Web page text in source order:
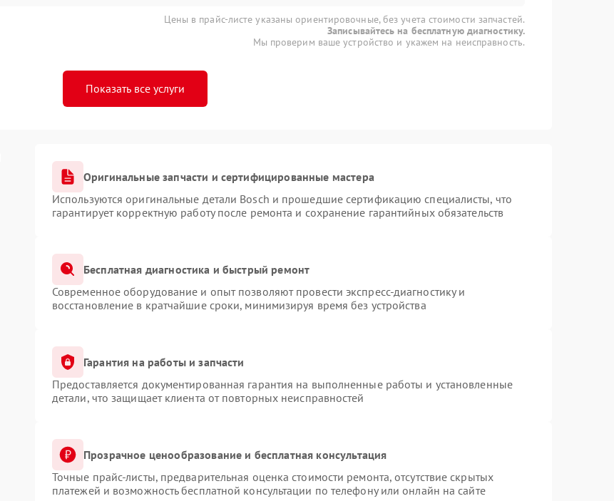
Цены в прайс-листе указаны ориентировочные, без учета стоимости запчастей.
Записывайтесь на бесплатную диагностику.
Мы проверим ваше устройство и укажем на неисправность.
Показать все услуги
Оригинальные запчасти и сертифицированные мастера
Используются оригинальные детали Bosch и прошедшие сертификацию специалисты, что
гарантирует корректную работу после ремонта и сохранение гарантийных обязательств
Бесплатная диагностика и быстрый ремонт
Современное оборудование и опыт позволяют провести экспресс-диагностику и
восстановление в кратчайшие сроки, минимизируя время без устройства
Гарантия на работы и запчасти
Предоставляется документированная гарантия на выполненные работы и установленные
детали, что защищает клиента от повторных неисправностей
Прозрачное ценообразование и бесплатная консультация
Точные прайс-листы, предварительная оценка стоимости ремонта, отсутствие скрытых
платежей и возможность бесплатной консультации по телефону или онлайн на сайте